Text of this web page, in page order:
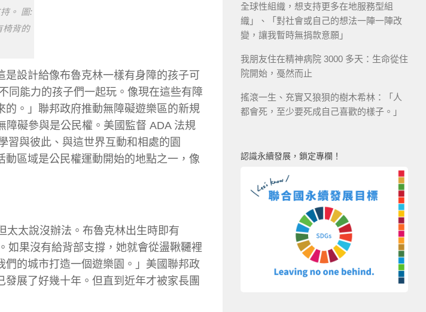
。 圖:
椅背的
設計給像布魯克林一樣有身障的孩子可
同能力的孩子們一起玩。像現在這些有障
。」聯邦政府推動無障礙遊樂區的新規
障礙參與是公民權。美國監督 ADA 法規
習與彼此、與這世界互動和相處的園
區域是公民權運動開始的地點之一，像
太太說沒辦法。布魯克林出生時即有
如果沒有給背部支撐，她就會從盪鞦韆裡
的城市打造一個遊樂園。」美國聯邦政
展了好幾十年。但直到近年才被家長團
全球性組織，想支持更多在地服務型組
織」、「對社會或自己的想法一陣一陣改
變，讓我暫時無捐款意願」
我朋友住在精神病院 3000 多天：生命從住
院開始，戞然而止
搖滾一生、充實又狼狽的樹木希林：「人
都會死，至少要死成自己喜歡的樣子。」
認識永續發展，鎖定專欄！